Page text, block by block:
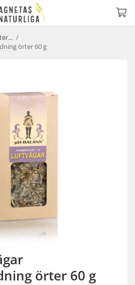
/
örter 60 g
örter 60 g